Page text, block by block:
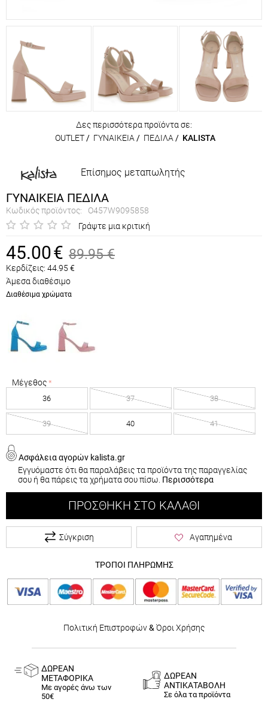
Δες περισσότερα προϊόντα σε:
OUTLET/ ΓΥΝΑΙΚΕΙΑ / ΠΕΔΙΛΑ / KALISTA
Επίσημος μεταπωλητής
ΓΥΝΑΙΚΕΙΑ ΠΕΔΙΛΑ
Κωδικός προϊόντος:
O457W9095858
Γράψτε μια κριτική
45.00€ 89.95 €
Κερδίζεις: 44.95 €
Άμεσα διαθέσιμο
Διαθέσιμα χρώματα
Μέγεθος
36 37 38
39 40 41
Ασφάλεια αγορών kalista.gr
Εγγυόμαστε ότι θα παραλάβεις τα προϊόντα της παραγγελίας
σου ή θα πάρεις τα χρήματα σου πίσω. Περισσότερα
ΠΡΟΣΘΉΚΗ ΣΤΟ ΚΑΛΆΘΙ
Σύγκριση Αγαπημένα
ΤΡΟΠΟΙ ΠΛΗΡΩΜΗΣ
Πολιτική Επιστροφών& Όροι Χρήσης
ΔΩΡΕΑΝ
ΜΕΤΑΦΟΡΙΚΑ
Με αγορές άνω των
50€
ΔΩΡΕΑΝ
ΑΝΤΙΚΑΤΑΒΟΛΗ
Σε όλα τα προϊόντα